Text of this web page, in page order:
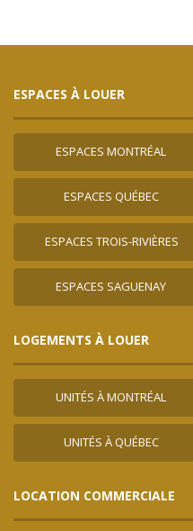
ESPACES À LOUER
ESPACES MONTRÉAL
ESPACES QUÉBEC
ESPACES TROIS-RIVIÈRES
ESPACES SAGUENAY
LOGEMENTS À LOUER
UNITÉS À MONTRÉAL
UNITÉS À QUÉBEC
LOCATION COMMERCIALE